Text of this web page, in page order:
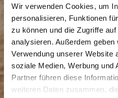
Wir verwenden Cookies, um
personalisieren, Funktionen
zu können und die Zugriffe
analysieren. Außerdem
Verwendung unserer Website
soziale Medien, Werbung und
Partner führen diese
weiteren Daten zusammen,